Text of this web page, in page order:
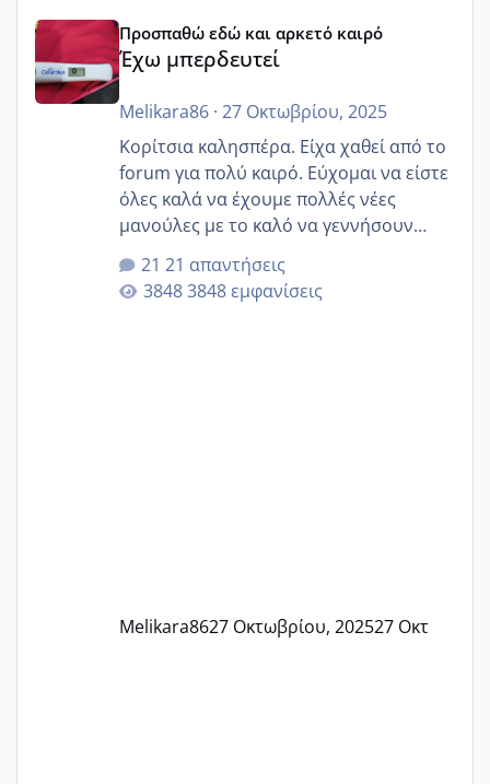
Έχω μπερδευτεί
Προσπαθώ εδώ και αρκετό καιρό
Έχω μπερδευτεί
Melikara86· 27 Οκτωβρίου, 2025
Κορίτσια καλησπέρα. Είχα χαθεί από το
forum για πολύ καιρό. Εύχομαι να είστε
όλες καλά να έχουμε πολλές νέες
μανούλες με το καλό να γεννήσουν
αυτές που ήδη περιμένουν. Να πάρουν
γερα μωράκια στην αγκαλίτσα τους
🙏🏼🙏🏼 Ας πάμε λοιπόν στο θέμα μου.
21 απαντήσεις
3848 εμφανίσεις
Melikara8627 Οκτωβρίου, 202527 Οκτ